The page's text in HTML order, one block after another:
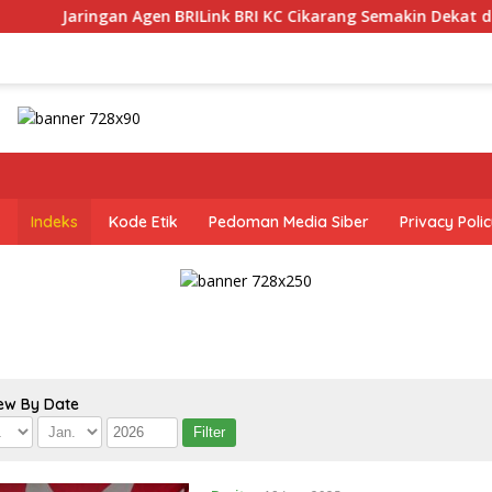
Agen BRILink BRI KC Cikarang Semakin Dekat dan
Indeks Kode Etik Pedoman Media Siber Privacy
By Date